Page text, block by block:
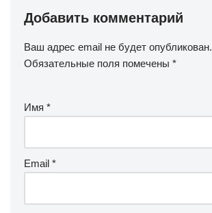
Добавить комментарий
Ваш адрес email не будет опубликован.
Обязательные поля помечены *
Имя *
Email *